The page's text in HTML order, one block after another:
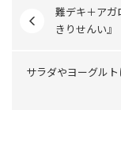
難デキ＋ア
きりせんい』
サラダやヨーグル